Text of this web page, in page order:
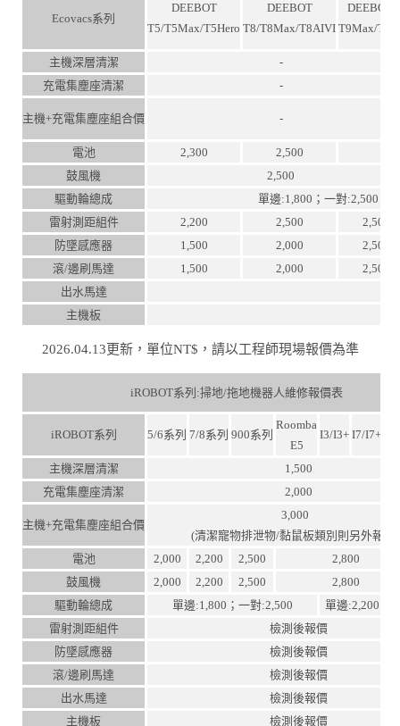
Ecovacs系列
DEEBOT
T5/T5Max/T5Hero
DEEBOT
T8/T8Max/T8AIVI T9Max/
主機深層清潔
-
充電集塵座清潔
-
主機+充電集塵座組合價 -
電池 2,300
2,500
鼓風機
2,500
驅動輪總成
單邊:1,800；一對:2,500
雷射測距組件
2,200 2,500
2,500
防墜感應器
1,500 2,000
2,500
滾/邊刷馬達
1,500 2,000
2,500
出水馬達
主機板
2026.04.13更新，單位NT$，請以工程師現場報價為準
iROBOT系列:掃地/拖地機器人維修報價表
iROBOT系列 5/6系列 7/8系列 900系列
Roomba
E5
I3/I3+ I7/I7+
主機深層清潔
1,500
充電集塵座清潔
2,000
主機+充電集塵座組合價
3,000
(清潔寵物排泄物/黏鼠板類別則另外報價
電池
2,000 2,200 2,500
2,800
鼓風機
2,000 2,200 2,500
2,800
驅動輪總成
單邊:1,800；一對:2,500
單邊:2,200；
雷射測距組件
檢測後報價
防墜感應器
檢測後報價
滾/邊刷馬達
檢測後報價
出水馬達
檢測後報價
主機板
檢測後報價